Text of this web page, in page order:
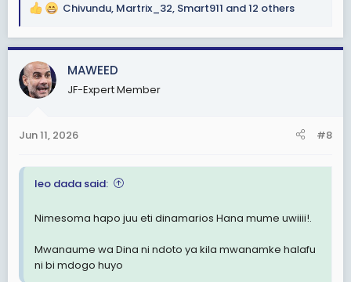
R
a
c
t
i
s
Chivundu, Martrix_32, Smart911 and 12 others
MAWEED
JF-Expert Member
Jun 11, 2026 #8
leo dada said:
Nimesoma hapo juu eti dinamarios Hana mume uwiiii!.
Mwanaume wa Dina ni ndoto ya kila mwanamke halafu
ni bi mdogo huyo